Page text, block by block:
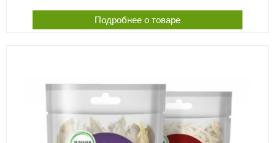
Подробнее о товаре